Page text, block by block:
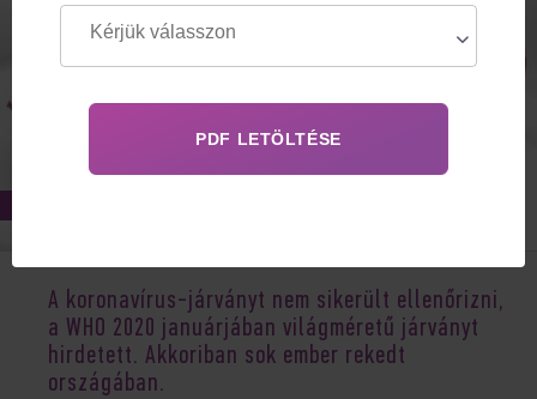
A koronavírus-járványt nem sikerült ellenőrizni,
a WHO 2020 januárjában világméretű járványt
hirdetett. Akkoriban sok ember rekedt
országában.